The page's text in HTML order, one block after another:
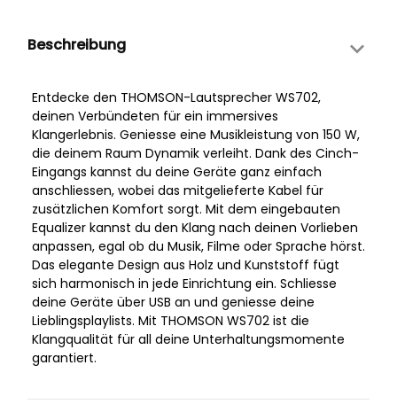
Beschreibung
Entdecke den THOMSON-Lautsprecher WS702,
deinen Verbündeten für ein immersives
Klangerlebnis. Geniesse eine Musikleistung von 150 W,
die deinem Raum Dynamik verleiht. Dank des Cinch-
Eingangs kannst du deine Geräte ganz einfach
anschliessen, wobei das mitgelieferte Kabel für
zusätzlichen Komfort sorgt. Mit dem eingebauten
Equalizer kannst du den Klang nach deinen Vorlieben
anpassen, egal ob du Musik, Filme oder Sprache hörst.
Das elegante Design aus Holz und Kunststoff fügt
sich harmonisch in jede Einrichtung ein. Schliesse
deine Geräte über USB an und geniesse deine
Lieblingsplaylists. Mit THOMSON WS702 ist die
Klangqualität für all deine Unterhaltungsmomente
garantiert.